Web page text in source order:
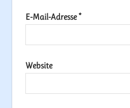
E-Mail-Adresse*
Website